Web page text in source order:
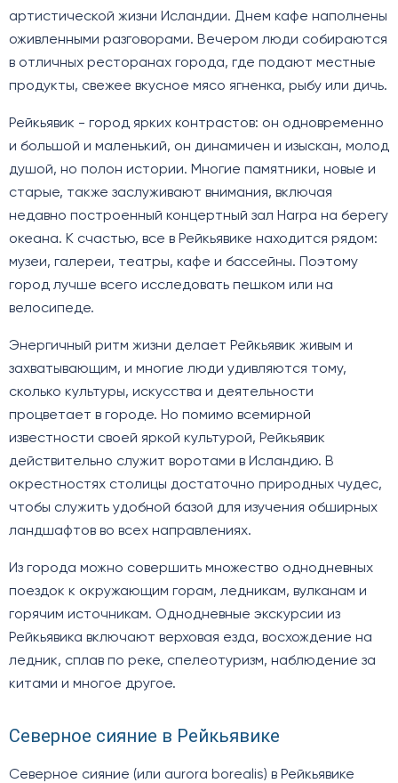
артистической жизни Исландии. Днем кафе наполнены
оживленными разговорами. Вечером люди собираются
в отличных ресторанах города, где подают местные
продукты, свежее вкусное мясо ягненка, рыбу или дичь.
Рейкьявик - город ярких контрастов: он одновременно
и большой и маленький, он динамичен и изыскан, молод
душой, но полон истории. Многие памятники, новые и
старые, также заслуживают внимания, включая
недавно построенный концертный зал Harpa на берегу
океана. К счастью, все в Рейкьявике находится рядом:
музеи, галереи, театры, кафе и бассейны. Поэтому
город лучше всего исследовать пешком или на
велосипеде.
Энергичный ритм жизни делает Рейкьявик живым и
захватывающим, и многие люди удивляются тому,
сколько культуры, искусства и деятельности
процветает в городе. Но помимо всемирной
известности своей яркой культурой, Рейкьявик
действительно служит воротами в Исландию. В
окрестностях столицы достаточно природных чудес,
чтобы служить удобной базой для изучения обширных
ландшафтов во всех направлениях.
Из города можно совершить множество однодневных
поездок к окружающим горам, ледникам, вулканам и
горячим источникам. Однодневные экскурсии из
Рейкьявика включают верховая езда, восхождение на
ледник, сплав по реке, спелеотуризм, наблюдение за
китами и многое другое.
Северное сияние в Рейкьявике
Северное сияние (или aurora borealis) в Рейкьявике